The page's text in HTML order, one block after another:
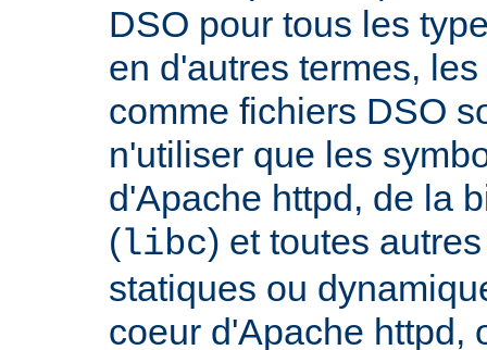
DSO pour tous les
en d'autres termes,
comme fichiers DSO
n'utiliser que les
d'Apache httpd, de la
(libc) et toutes
statiques ou
coeur d'Apache httpd,